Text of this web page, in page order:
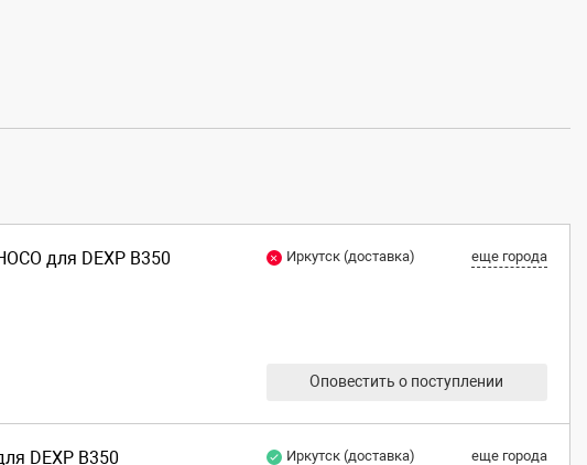
для DEXP B350 Иркутск (доставка) еще города
Оповестить о поступлении
DEXP B350 Иркутск (доставка) еще города